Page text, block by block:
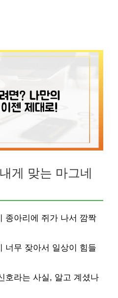
게 맞는 마그네
종아리에 쥐가 나서 깜짝
너무 잦아서 일상이 힘들
호라는 사실, 알고 계셨나